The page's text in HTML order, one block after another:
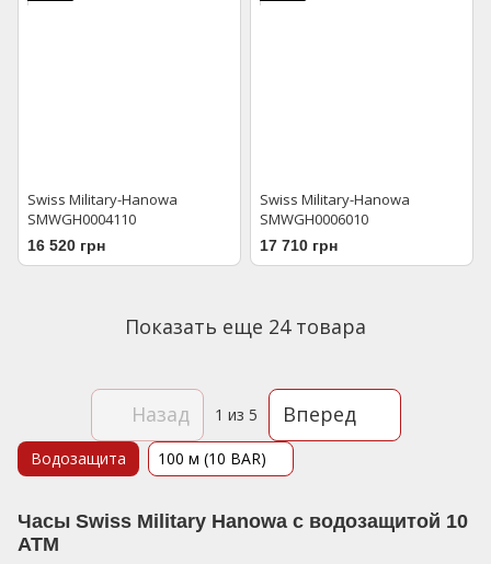
Swiss Military-Hanowa
SMWGH0004110
16 520 грн
Swiss Military-Hanowa
SMWGH0006010
17 710 грн
Показать еще 24 товара
Назад 1 из 5 Вперед
Часы Swiss Military Hanowa с водозащитой 10
АТМ
Водозащита 100 м (10 BAR)